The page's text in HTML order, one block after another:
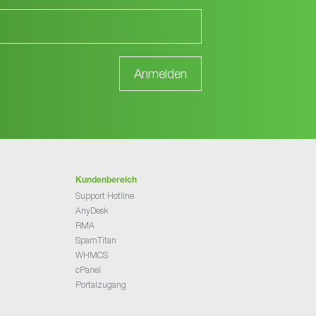
Kundenbereich
Support Hotline
AnyDesk
RMA
SpamTitan
WHMCS
cPanel
Portalzugang